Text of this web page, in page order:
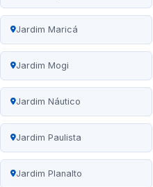
Jardim Maricá
Jardim Mogi
Jardim Náutico
Jardim Paulista
Jardim Planalto